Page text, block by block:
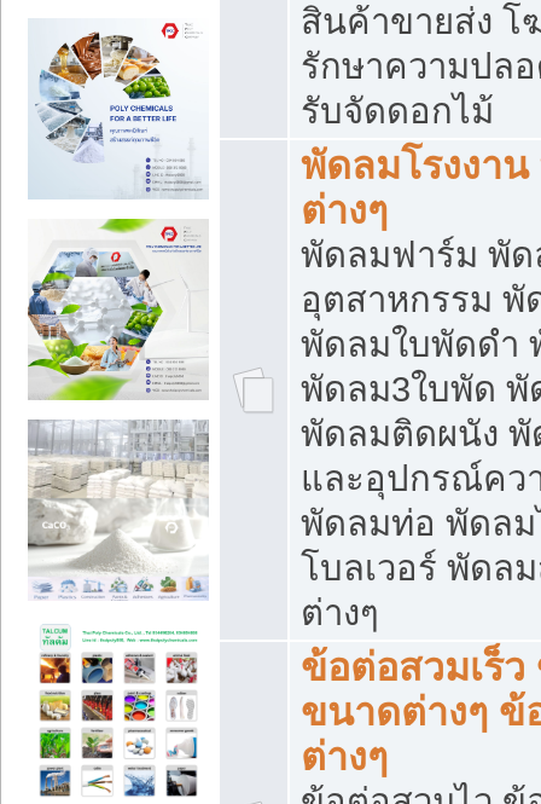
สินค้าขายส่ง
รักษาความปล
รับจัดดอกไม้
พัดลมโรงงา
ต่างๆ
พัดลมฟาร์ม พัด
อุตสาหกรรม
พัดลมใบพัดดำ
พัดลม3ใบพัด พั
พัดลมติดผนัง
และอุปกรณ์คว
พัดลมท่อ พัดลม
โบลเวอร์ พัดล
ต่างๆ
ข้อต่อสวมเร็
ขนาดต่างๆ ข้
ต่างๆ